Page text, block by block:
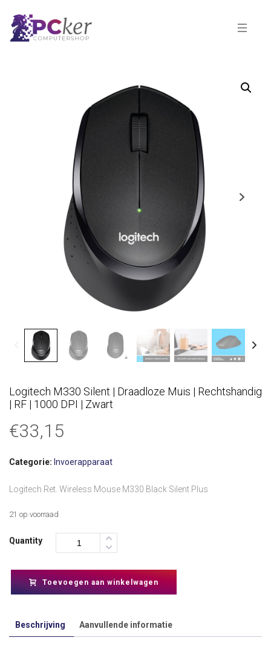
Logitech M330 Silent | Draadloze Muis | Rechtshandig
| RF | 1000 DPI | Zwart
€33,15
Categorie: Invoerapparaat
Logitech Ret. Wireless Mouse M330 Black Silent Plus
21 op voorraad
Quantity
Toevoegen aan winkelwagen
Beschrijving Aanvullende informatie